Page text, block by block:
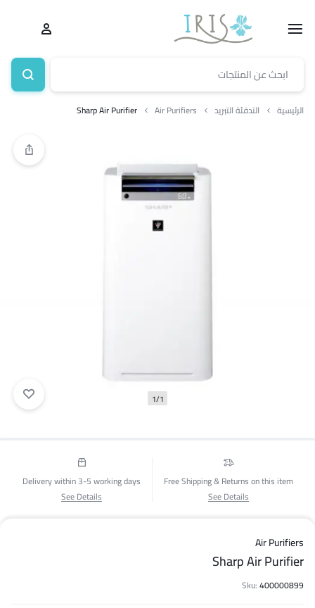
الرئيسية التدفئة التبريد Air Purifiers
Sharp Air Purifier
1/1
Free Shipping & Returns on this item
See Details
Delivery within 3-5 working days
See Details
Air Purifiers
Sharp Air Purifier
Sku:400000899